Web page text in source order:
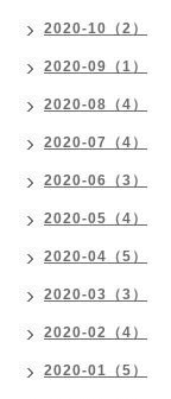
2020-10（2）
2020-09（1）
2020-08（4）
2020-07（4）
2020-06（3）
2020-05（4）
2020-04（5）
2020-03（3）
2020-02（4）
2020-01（5）